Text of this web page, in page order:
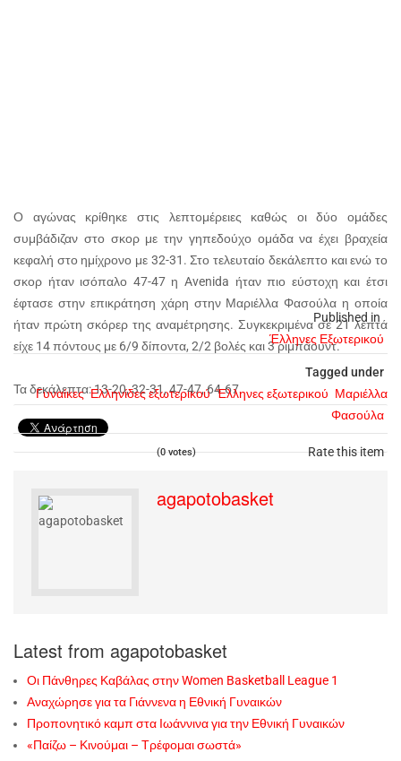
Published in
Έλληνες Εξωτερικού
Tagged under
Γυναίκες Ελληνίδες εξωτερικού Έλληνες εξωτερικού Μαριέλλα
Φασούλα
Rate this item
(0 votes)
Ο αγώνας κρίθηκε στις λεπτομέρειες καθώς οι δύο ομάδες
συμβάδιζαν στο σκορ με την γηπεδούχο ομάδα να έχει βραχεία
κεφαλή στο ημίχρονο με 32-31. Στο τελευταίο δεκάλεπτο και ενώ το
σκορ ήταν ισόπαλο 47-47 η Avenida ήταν πιο εύστοχη και έτσι
έφτασε στην επικράτηση χάρη στην Μαριέλλα Φασούλα η οποία
ήταν πρώτη σκόρερ της αναμέτρησης. Συγκεκριμένα σε 21 λεπτά
είχε 14 πόντους με 6/9 δίποντα, 2/2 βολές και 3 ριμπάουντ.
Τα δεκάλεπτα: 13-20, 32-31, 47-47, 64-67.
agapotobasket
Latest from agapotobasket
Οι Πάνθηρες Καβάλας στην Women Basketball League 1
Αναχώρησε για τα Γιάννενα η Εθνική Γυναικών
Προπονητικό καμπ στα Ιωάννινα για την Εθνική Γυναικών
«Παίζω – Κινούμαι – Τρέφομαι σωστά»